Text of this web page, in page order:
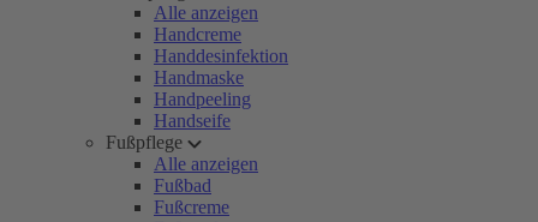
Alle anzeigen
Handcreme
Handdesinfektion
Handmaske
Handpeeling
Handseife
Fußpflege
Alle anzeigen
Fußbad
Fußcreme